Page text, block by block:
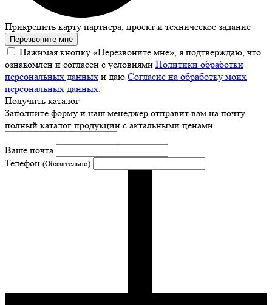
Прикрепить карту партнера, проект и техническое задание
Перезвоните мне
Нажимая кнопку «Перезвоните мне», я подтверждаю, что
ознакомлен и согласен с условиями Политики обработки
персональных данных и даю Согласие на обработку моих
персональных данных.
Получить каталог
Заполните форму и наш менеджер отправит вам на почту
полный каталог продукции с актальными ценами
Ваше почта
Телефон (Обязательно)